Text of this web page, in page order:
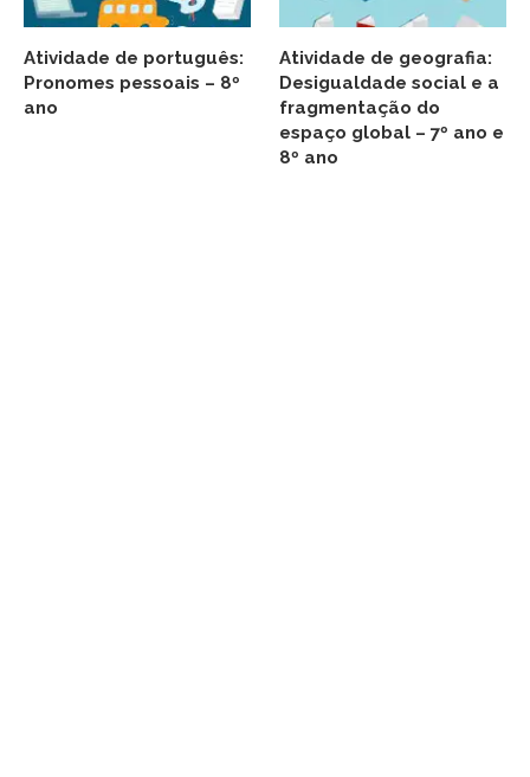
Atividade de português:
Pronomes pessoais – 8º
ano
Atividade de geografia:
Desigualdade social e a
fragmentação do
espaço global – 7º ano e
8º ano